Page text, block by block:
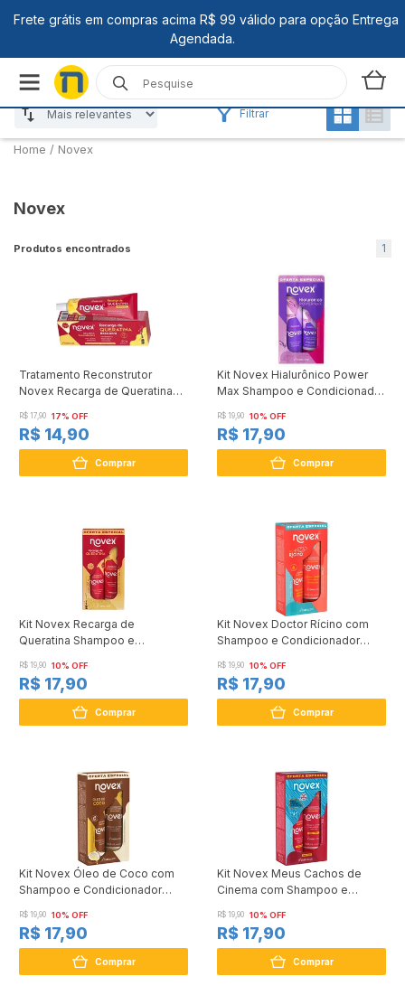
Filtrar
Home / Novex
Novex
Produtos encontrados 1
Tratamento Reconstrutor
Novex Recarga de Queratina
R$ 17,90 17% OFF
R$ 14,90
Comprar
Kit Novex Hialurônico Power
Max Shampoo e Condicionador
R$ 19,90 10% OFF
R$ 17,90
Comprar
Kit Novex Recarga de
Queratina Shampoo e
R$ 19,90 10% OFF
R$ 17,90
Comprar
Kit Novex Doctor Rícino com
Shampoo e Condicionador
R$ 19,90 10% OFF
R$ 17,90
Comprar
Kit Novex Óleo de Coco com
Shampoo e Condicionador
R$ 19,90 10% OFF
R$ 17,90
Comprar
Kit Novex Meus Cachos de
Cinema com Shampoo e
R$ 19,90 10% OFF
R$ 17,90
Comprar